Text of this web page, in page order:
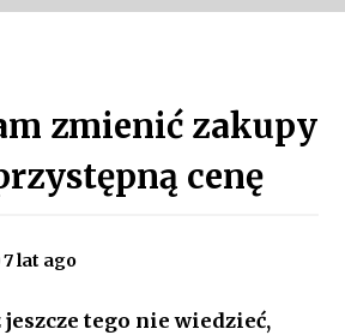
bezpieczeństwa a jasne zasady pracy.
miesiące ago
radio 2DIN i uchwyty na kubki
miesiące ago
zmienić zakupy
cenę
7 lat ago
jeszcze tego nie wiedzieć,